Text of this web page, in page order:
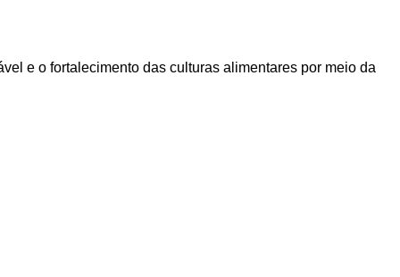
e o fortalecimento das culturas alimentares por meio da